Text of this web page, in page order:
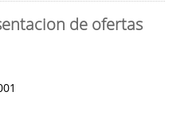
de ofertas